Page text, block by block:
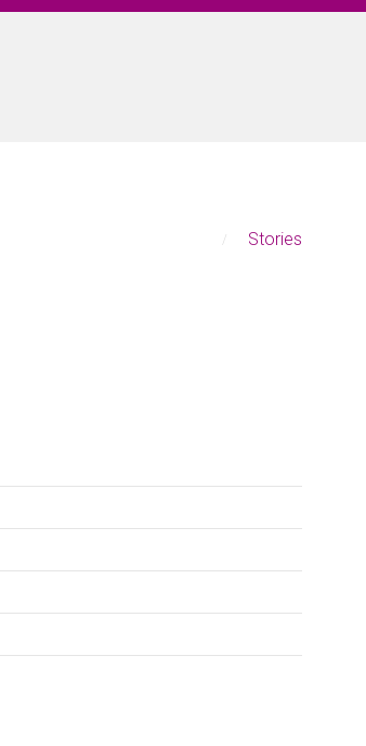
Stories